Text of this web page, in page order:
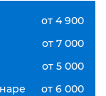
от 4 900
от 7 000
от 5 000
от 6 000